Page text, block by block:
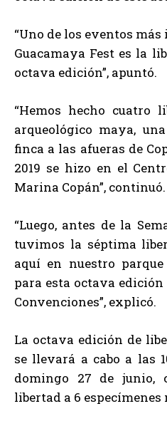
“Uno de los eventos
Guacamaya Fest es la
octava edición”, apuntó.
“Hemos hecho cuatro
arqueológico maya,
finca a las afueras de
2019 se hizo en el
Marina Copán”, continuó.
“Luego, antes de la
tuvimos la séptima
aquí en nuestro
para esta octava
Convenciones”, explicó.
La octava edición de
se llevará a cabo a las
domingo 27 de junio,
libertad a 6